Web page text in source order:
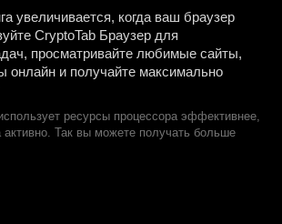
увеличивается, когда ваш браузер
CryptoTab Браузер для
просматривайте любимые сайты,
онлайн и получайте максимально
ресурсы процессора эффективнее,
активно. Так вы можете получать больше